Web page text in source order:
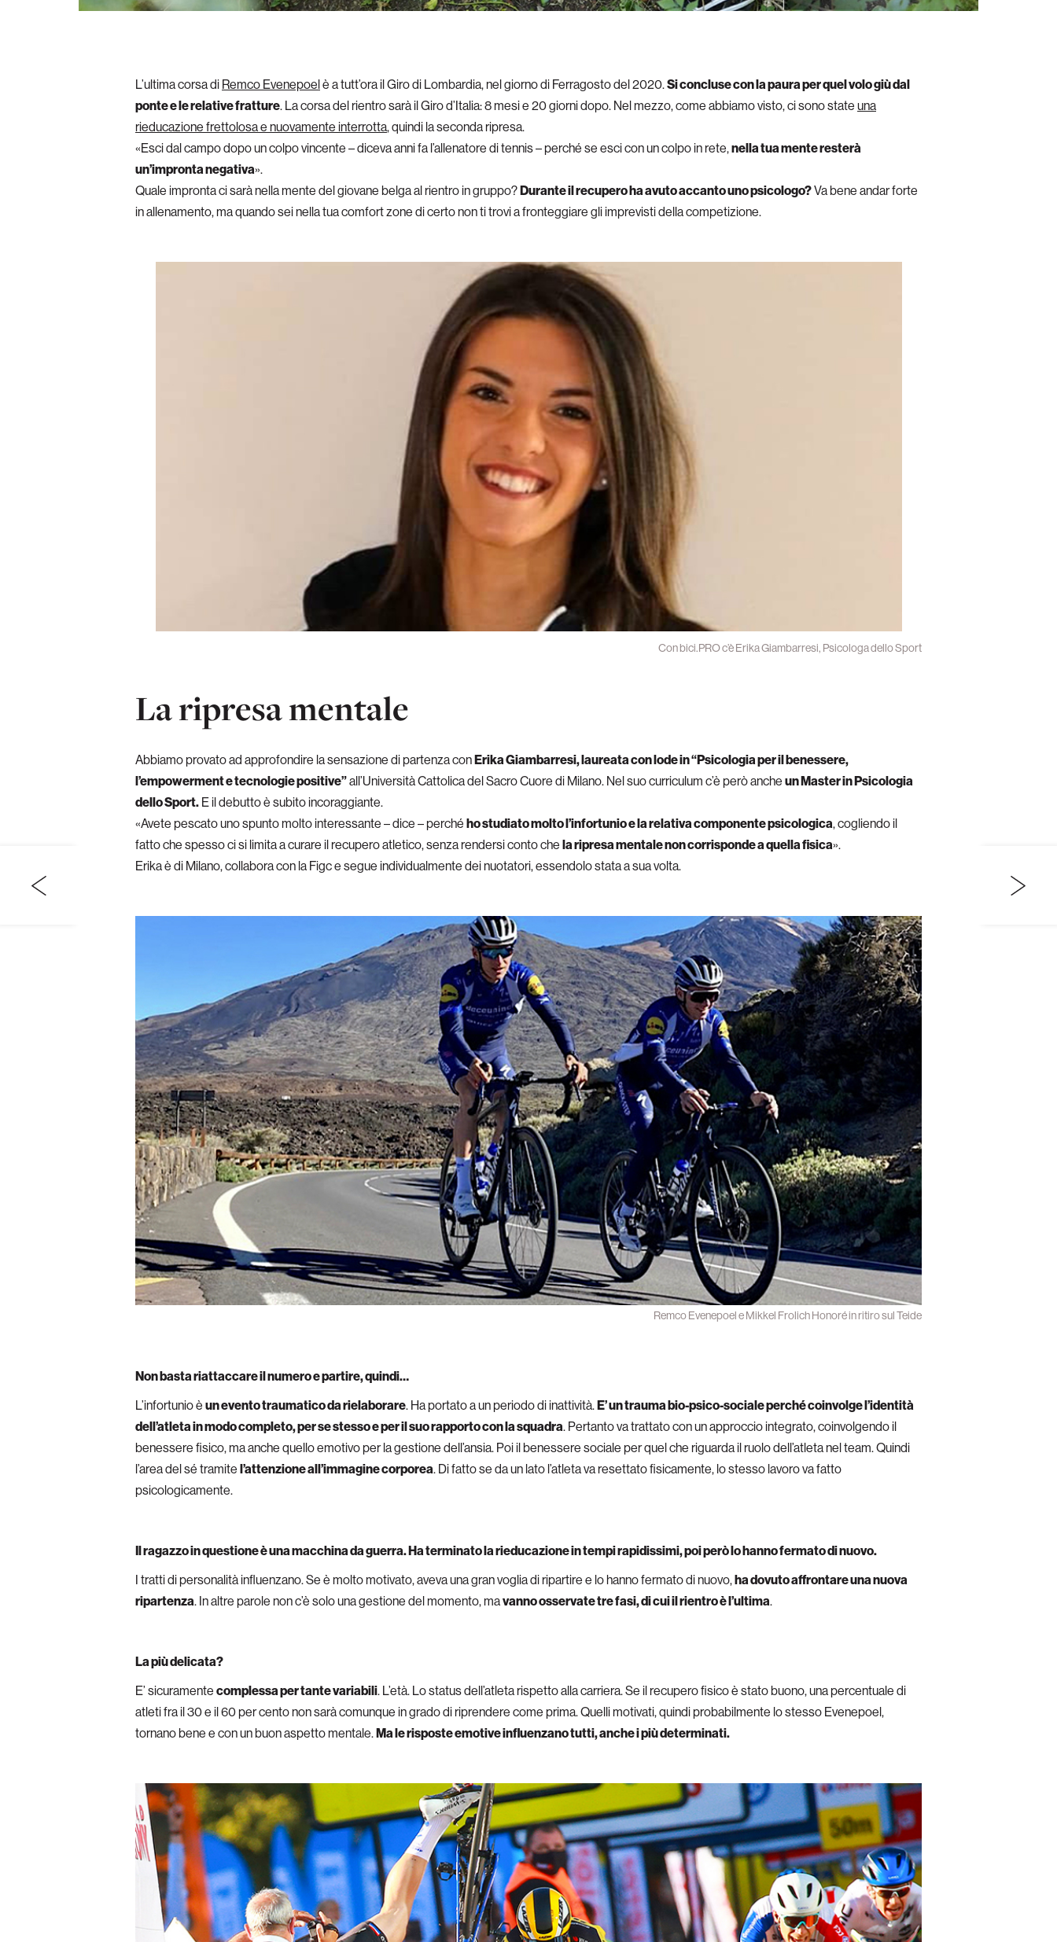
L’ultima corsa di Remco Evenepoelè a tutt’ora il Giro di Lombardia, nel giorno di Ferragosto del 2020.Si concluse con la paura per quel volo giù dal
ponte e le relative fratture. La corsa del rientro sarà il Giro d’Italia: 8 mesi e 20 giorni dopo. Nel mezzo, come abbiamo visto, ci sono state una
rieducazione frettolosa e nuovamente interrotta, quindi la seconda ripresa.
«Esci dal campo dopo un colpo vincente – diceva anni fa l’allenatore di tennis – perché se esci con un colpo in rete,nella tua mente resterà
un’impronta negativa».
Quale impronta ci sarà nella mente del giovane belga al rientro in gruppo?Durante il recupero ha avuto accanto uno psicologo?Va bene andar forte
in allenamento, ma quando sei nella tua comfort zone di certo non ti trovi a fronteggiare gli imprevisti della competizione.
Con bici.PRO c’è Erika Giambarresi, Psicologa dello Sport
La ripresa mentale
Abbiamo provato ad approfondire la sensazione di partenza conErika Giambarresi, laureata con lode in “Psicologia per il benessere,
l’empowerment e tecnologie positive”all’Università Cattolica del Sacro Cuore di Milano. Nel suo curriculum c’è però anche un Master in Psicologia
dello Sport. E il debutto è subito incoraggiante.
«Avete pescato uno spunto molto interessante – dice – perché ho studiato molto l’infortunio e la relativa componente psicologica, cogliendo il
fatto che spesso ci si limita a curare il recupero atletico, senza rendersi conto che la ripresa mentale non corrisponde a quella fisica».
Erika è di Milano, collabora con la Figc e segue individualmente dei nuotatori, essendolo stata a sua volta.
Remco Evenepoel e Mikkel Frolich Honoré in ritiro sul Teide
Non basta riattaccare il numero e partire, quindi…
L’infortunio è un evento traumatico da rielaborare. Ha portato a un periodo di inattività.E’ un trauma bio-psico-sociale perché coinvolge l’identità
dell’atleta in modo completo, per se stesso e per il suo rapporto con la squadra. Pertanto va trattato con un approccio integrato, coinvolgendo il
benessere fisico, ma anche quello emotivo per la gestione dell’ansia. Poi il benessere sociale per quel che riguarda il ruolo dell’atleta nel team. Quindi
l’area del sé tramite l’attenzione all’immagine corporea. Di fatto se da un lato l’atleta va resettato fisicamente, lo stesso lavoro va fatto
psicologicamente.
Il ragazzo in questione è una macchina da guerra. Ha terminato la rieducazione in tempi rapidissimi, poi però lo hanno fermato di nuovo.
I tratti di personalità influenzano. Se è molto motivato, aveva una gran voglia di ripartire e lo hanno fermato di nuovo,ha dovuto affrontare una nuova
ripartenza. In altre parole non c’è solo una gestione del momento, mavanno osservate tre fasi, di cui il rientro è l’ultima.
La più delicata?
E’ sicuramente complessa per tante variabili. L’età. Lo status dell’atleta rispetto alla carriera. Se il recupero fisico è stato buono, una percentuale di
atleti fra il 30 e il 60 per cento non sarà comunque in grado di riprendere come prima. Quelli motivati, quindi probabilmente lo stesso Evenepoel,
tornano bene e con un buon aspetto mentale.Ma le risposte emotive influenzano tutti, anche i più determinati.